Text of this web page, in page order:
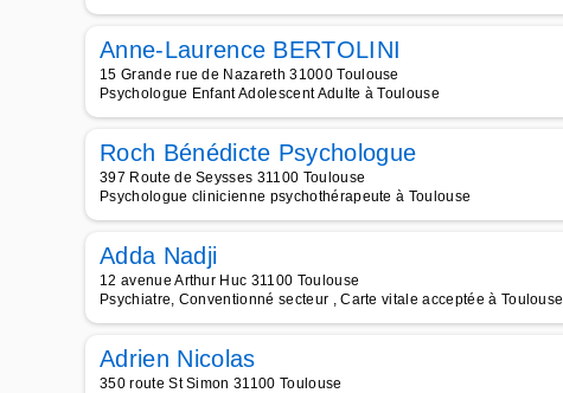
Anne-Laurence BERTOLINI
15 Grande rue de Nazareth 31000 Toulouse
Psychologue Enfant Adolescent Adulte à Toulouse
Roch Bénédicte Psychologue
397 Route de Seysses 31100 Toulouse
Psychologue clinicienne psychothérapeute à Toulouse
Adda Nadji
12 avenue Arthur Huc 31100 Toulouse
Psychiatre, Conventionné secteur , Carte vitale acceptée à Toulouse
Adrien Nicolas
350 route St Simon 31100 Toulouse